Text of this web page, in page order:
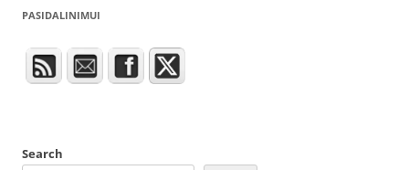
PASIDALINIMUI
Search